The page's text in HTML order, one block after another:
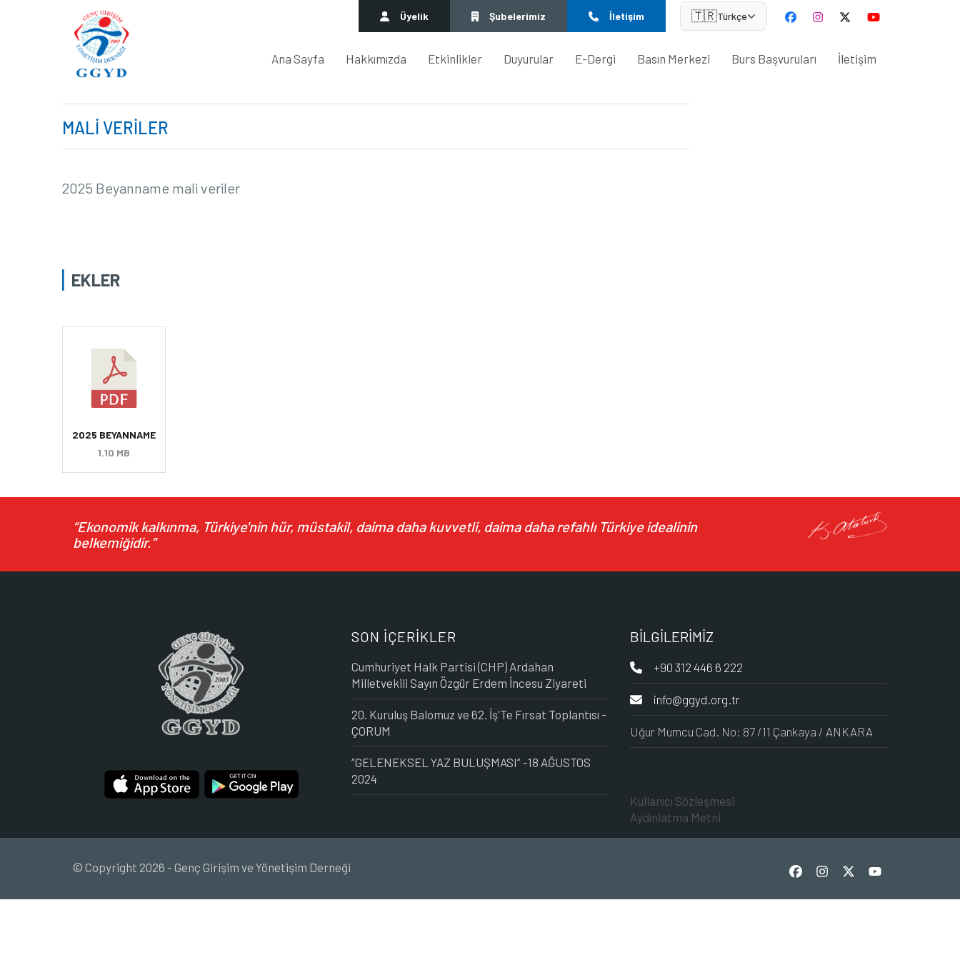
Üyelik Şubelerimiz İletişim 🇹🇷Türkçe
Ana Sayfa Hakkımızda Etkinlikler Duyurular E-Dergi Basın Merkezi Burs Başvuruları İletişim
MALI VERILER
2025 Beyanname mali veriler
EKLER
2025 BEYANNAME
1.10 MB
“Ekonomik kalkınma, Türkiye'nin hür, müstakil, daima daha kuvvetli, daima daha refahlı Türkiye idealinin
belkemiğidir.”
SON İÇERİKLER
Cumhuriyet Halk Partisi (CHP) Ardahan
Milletvekili Sayın Özgür Erdem İncesu Ziyareti
20. Kuruluş Balomuz ve 62. İş'Te Fırsat Toplantısı -
ÇORUM
“GELENEKSEL YAZ BULUŞMASI” -18 AĞUSTOS
2024
BİLGİLERİMİZ
+90 312 446 6 222
info@ggyd.org.tr
Uğur Mumcu Cad. No: 87 /11 Çankaya / ANKARA
Kullanıcı Sözleşmesi
Aydınlatma Metni
© Copyright 2026 - Genç Girişim ve Yönetişim Derneği